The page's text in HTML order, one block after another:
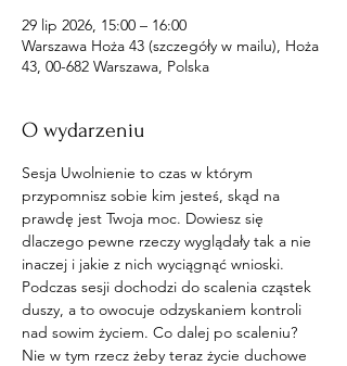
29 lip 2026, 15:00 – 16:00
Warszawa Hoża 43 (szczegóły w mailu), Hoża
43, 00-682 Warszawa, Polska
O wydarzeniu
Sesja Uwolnienie to czas w którym
przypomnisz sobie kim jesteś, skąd na
prawdę jest Twoja moc. Dowiesz się
dlaczego pewne rzeczy wyglądały tak a nie
inaczej i jakie z nich wyciągnąć wnioski.
Podczas sesji dochodzi do scalenia cząstek
duszy, a to owocuje odzyskaniem kontroli
nad sowim życiem. Co dalej po scaleniu?
Nie w tym rzecz żeby teraz życie duchowe